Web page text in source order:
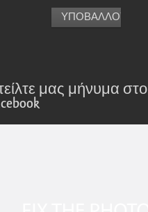
μας μήνυμα στο